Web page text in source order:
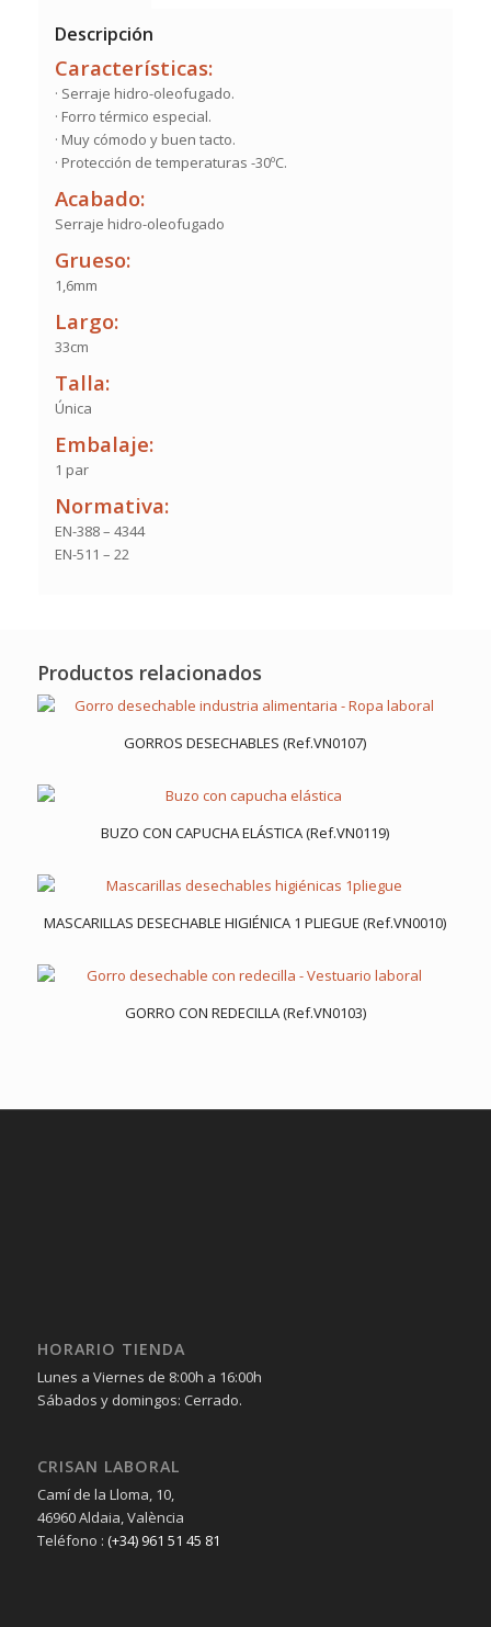
Descripción
Características:
· Serraje hidro-oleofugado.
· Forro térmico especial.
· Muy cómodo y buen tacto.
· Protección de temperaturas -30ºC.
Acabado:
Serraje hidro-oleofugado
Grueso:
1,6mm
Largo:
33cm
Talla:
Única
Embalaje:
1 par
Normativa:
EN-388 – 4344
EN-511 – 22
Productos relacionados
GORROS DESECHABLES (Ref.VN0107)
BUZO CON CAPUCHA ELÁSTICA (Ref.VN0119)
MASCARILLAS DESECHABLE HIGIÉNICA 1 PLIEGUE (Ref.VN0010)
GORRO CON REDECILLA (Ref.VN0103)
HORARIO TIENDA
Lunes a Viernes de 8:00h a 16:00h
Sábados y domingos: Cerrado.
CRISAN LABORAL
Camí de la Lloma, 10,
46960 Aldaia, València
Teléfono : (+34) 961 51 45 81